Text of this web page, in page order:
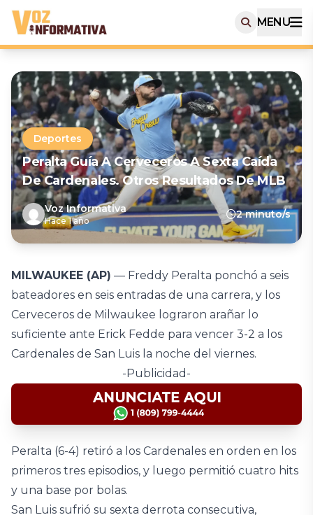
MENU
Deportes
Peralta Guía A Cerveceros A Sexta Caída
De Cardenales. Otros Resultados De MLB
Voz Informativa
Hace 1 año
2 minuto/s
MILWAUKEE (AP) — Freddy Peralta ponchó a seis
bateadores en seis entradas de una carrera, y los
Cerveceros de Milwaukee lograron arañar lo
suficiente ante Erick Fedde para vencer 3-2 a los
Cardenales de San Luis la noche del viernes.
-Publicidad-
Peralta (6-4) retiró a los Cardenales en orden en los
primeros tres episodios, y luego permitió cuatro hits
y una base por bolas.
San Luis sufrió su sexta derrota consecutiva,